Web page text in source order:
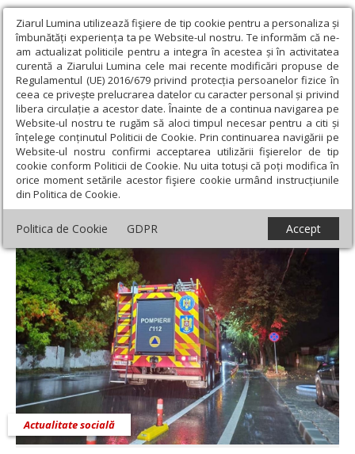
Ziarul Lumina utilizează fişiere de tip cookie pentru a personaliza și
îmbunătăți experiența ta pe Website-ul nostru. Te informăm că ne-
am actualizat politicile pentru a integra în acestea și în activitatea
curentă a Ziarului Lumina cele mai recente modificări propuse de
Regulamentul (UE) 2016/679 privind protecția persoanelor fizice în
ceea ce privește prelucrarea datelor cu caracter personal și privind
libera circulație a acestor date. Înainte de a continua navigarea pe
Website-ul nostru te rugăm să aloci timpul necesar pentru a citi și
înțelege conținutul Politicii de Cookie. Prin continuarea navigării pe
Website-ul nostru confirmi acceptarea utilizării fişierelor de tip
cookie conform Politicii de Cookie. Nu uita totuși că poți modifica în
orice moment setările acestor fişiere cookie urmând instrucțiunile
din Politica de Cookie.
Politica de Cookie GDPR Accept
Ziarul Lumina › Societate › Actualitate socială › Intervenții ale
salvatorilor în 16 județe
Intervenții ale salvatorilor în 16 județe
Actualitate socială